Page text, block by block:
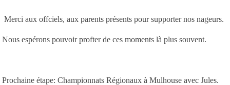
Merci aux offciels, aux parents présents pour supporter nos nageurs.
Nous espérons pouvoir profter de ces moments là plus souvent.
Prochaine étape: Championnats Régionaux à Mulhouse avec Jules.